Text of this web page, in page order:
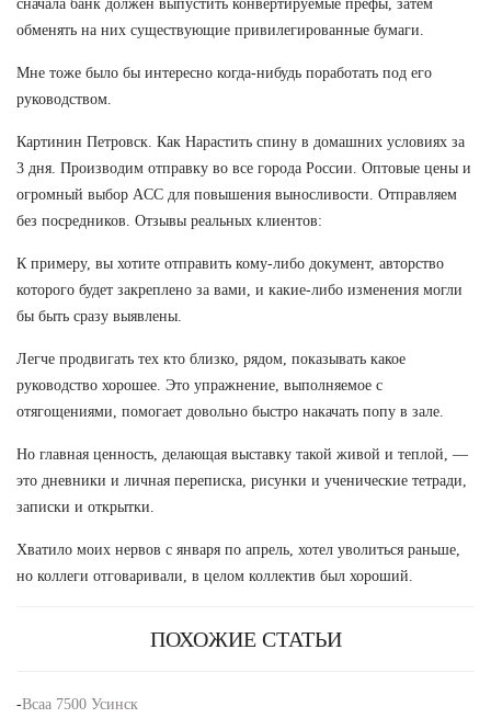
сначала банк должен выпустить конвертируемые префы, затем
обменять на них существующие привилегированные бумаги.
Мне тоже было бы интересно когда-нибудь поработать под его
руководством.
Картинин Петровск. Как Нарастить спину в домашних условиях за
3 дня. Производим отправку во все города России. Оптовые цены и
огромный выбор ACC для повышения выносливости. Отправляем
без посредников. Отзывы реальных клиентов:
К примеру, вы хотите отправить кому-либо документ, авторство
которого будет закреплено за вами, и какие-либо изменения могли
бы быть сразу выявлены.
Легче продвигать тех кто близко, рядом, показывать какое
руководство хорошее. Это упражнение, выполняемое с
отягощениями, помогает довольно быстро накачать попу в зале.
Но главная ценность, делающая выставку такой живой и теплой, —
это дневники и личная переписка, рисунки и ученические тетради,
записки и открытки.
Хватило моих нервов с января по апрель, хотел уволиться раньше,
но коллеги отговаривали, в целом коллектив был хороший.
ПОХОЖИЕ СТАТЬИ
-Bcaa 7500 Усинск